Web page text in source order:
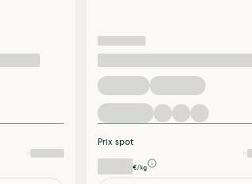
Prix spot
€/kg